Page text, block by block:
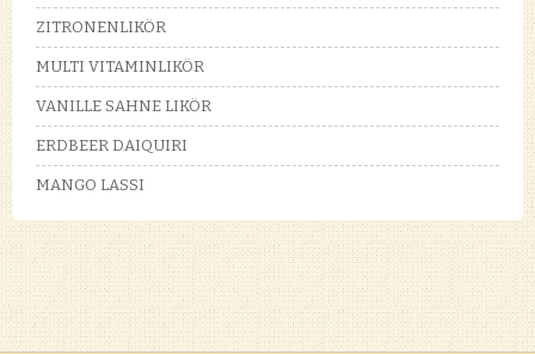
ZITRONENLIKÖR
MULTI VITAMINLIKÖR
VANILLE SAHNE LIKÖR
ERDBEER DAIQUIRI
MANGO LASSI